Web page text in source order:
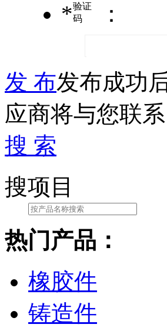
*验证
码
：
发 布发布成功
应商将与您联系
搜 索
搜项目
热门产品：
橡胶件
铸造件